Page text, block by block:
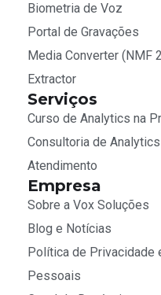
Biometria de Voz
Portal de Gravações
Media Converter (NMF
Extractor
Serviços
Curso de Analytics na
Consultoria de
Atendimento
Empresa
Sobre a Vox Soluções
Blog e Notícias
Política de Privacidade
Pessoais